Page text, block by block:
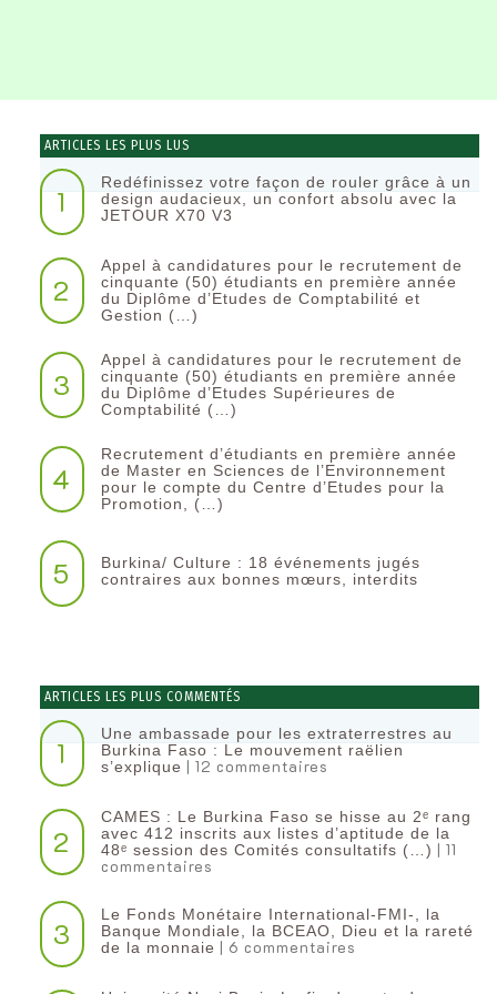
ARTICLES LES PLUS LUS
1
Redéfinissez votre façon de rouler grâce à un
design audacieux, un confort absolu avec la
JETOUR X70 V3
2
Appel à candidatures pour le recrutement de
cinquante (50) étudiants en première année
du Diplôme d’Etudes de Comptabilité et
Gestion (…)
3
Appel à candidatures pour le recrutement de
cinquante (50) étudiants en première année
du Diplôme d’Etudes Supérieures de
Comptabilité (…)
4
Recrutement d’étudiants en première année
de Master en Sciences de l’Environnement
pour le compte du Centre d’Etudes pour la
Promotion, (…)
5
Burkina/ Culture : 18 événements jugés
contraires aux bonnes mœurs, interdits
ARTICLES LES PLUS COMMENTÉS
1
Une ambassade pour les extraterrestres au
Burkina Faso : Le mouvement raëlien
s’explique | 12 commentaires
2
CAMES : Le Burkina Faso se hisse au 2ᵉ rang
avec 412 inscrits aux listes d’aptitude de la
48ᵉ session des Comités consultatifs (…) | 11
commentaires
3
Le Fonds Monétaire International-FMI-, la
Banque Mondiale, la BCEAO, Dieu et la rareté
de la monnaie | 6 commentaires